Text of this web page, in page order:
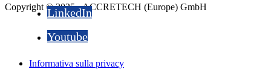
Copyright © 2025 - ACCRETECH (Europe) GmbH
LinkedIn
Youtube
Informativa sulla privacy